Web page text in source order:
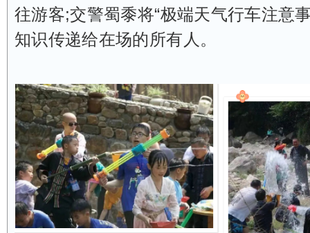
往游客;交警蜀黍将“极端天气行车注意
知识传递给在场的所有人。